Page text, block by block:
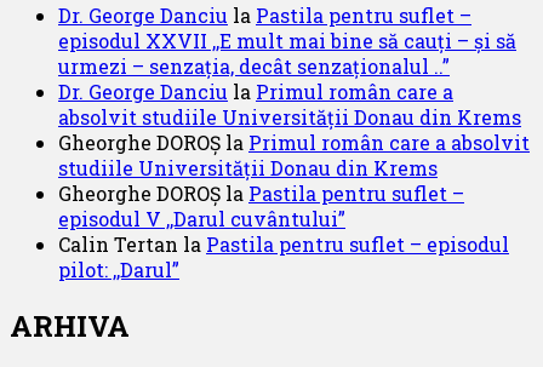
Dr. George Danciu la Pastila pentru suflet –
episodul XXVII ,,E mult mai bine să cauți – și să
urmezi – senzația, decât senzaționalul ..”
Dr. George Danciu la Primul român care a
absolvit studiile Universității Donau din Krems
Gheorghe DOROȘ la Primul român care a absolvit
studiile Universității Donau din Krems
Gheorghe DOROȘ la Pastila pentru suflet –
episodul V ,,Darul cuvântului”
Calin Tertan la Pastila pentru suflet – episodul
pilot: ,,Darul”
ARHIVA